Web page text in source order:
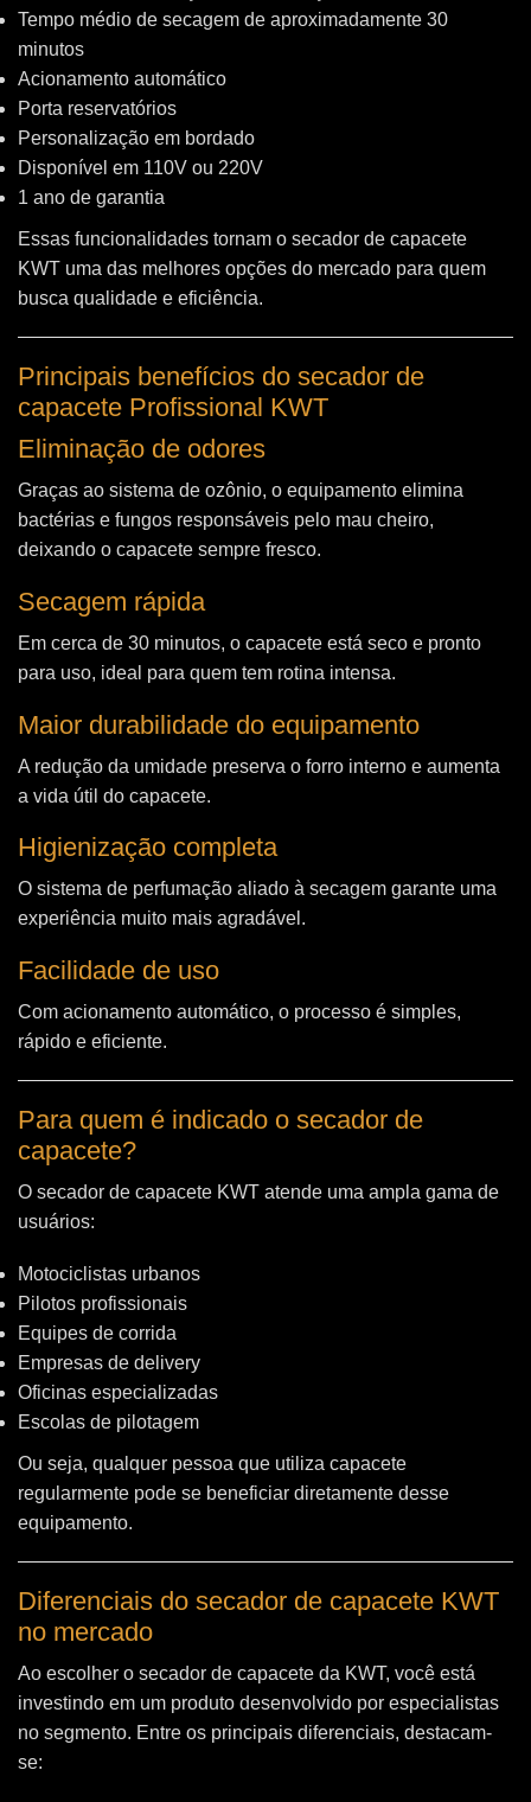
Tempo médio de secagem de aproximadamente 30
minutos
Acionamento automático
Porta reservatórios
Personalização em bordado
Disponível em 110V ou 220V
1 ano de garantia
Essas funcionalidades tornam o secador de capacete
KWT uma das melhores opções do mercado para quem
busca qualidade e eficiência.
Principais benefícios do secador de
capacete Profissional KWT
Eliminação de odores
Graças ao sistema de ozônio, o equipamento elimina
bactérias e fungos responsáveis pelo mau cheiro,
deixando o capacete sempre fresco.
Secagem rápida
Em cerca de 30 minutos, o capacete está seco e pronto
para uso, ideal para quem tem rotina intensa.
Maior durabilidade do equipamento
A redução da umidade preserva o forro interno e aumenta
a vida útil do capacete.
Higienização completa
O sistema de perfumação aliado à secagem garante uma
experiência muito mais agradável.
Facilidade de uso
Com acionamento automático, o processo é simples,
rápido e eficiente.
Para quem é indicado o secador de
capacete?
O secador de capacete KWT atende uma ampla gama de
usuários:
Motociclistas urbanos
Pilotos profissionais
Equipes de corrida
Empresas de delivery
Oficinas especializadas
Escolas de pilotagem
Ou seja, qualquer pessoa que utiliza capacete
regularmente pode se beneficiar diretamente desse
equipamento.
Diferenciais do secador de capacete KWT
no mercado
Ao escolher o secador de capacete da KWT, você está
investindo em um produto desenvolvido por especialistas
no segmento. Entre os principais diferenciais, destacam-
se: